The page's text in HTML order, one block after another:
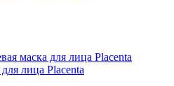
лица Placenta